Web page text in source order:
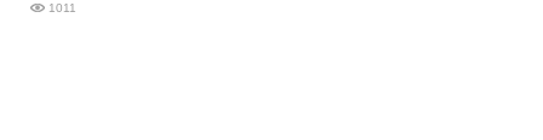
1011